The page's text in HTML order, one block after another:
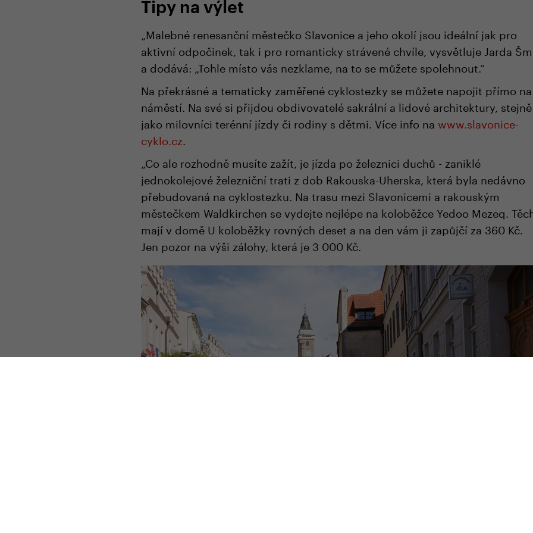
Tipy na výlet
„Malebné renesanční městečko Slavonice a jeho okolí jsou ideální jak pro
aktivní odpočinek, tak i pro romanticky strávené chvíle, vysvětluje Jarda
a dodává: „Tohle místo vás nezklame, na to se můžete spolehnout.“
Na překrásné a tematicky zaměřené cyklostezky se můžete napojit přímo na
náměstí. Na své si přijdou obdivovatelé sakrální a lidové architektury, stejně
jako milovníci terénní jízdy či rodiny s dětmi. Více info na www.slavonice-
cyklo.cz
„Co ale rozhodně musíte zažít, je jízda po železnici duchů - zaniklé
jednokolejové železniční trati z dob Rakouska-Uherska, která byla nedávno
přebudovaná na cyklostezku. Na trasu mezi Slavonicemi a rakouským
městečkem Waldkirchen se vydejte nejlépe na koloběžce Yedoo Mezeq.
mají v domě U koloběžky rovných deset a na den vám ji zapůjčí za 360 Kč.
Jen pozor na výši zálohy, která je 3 000 Kč.